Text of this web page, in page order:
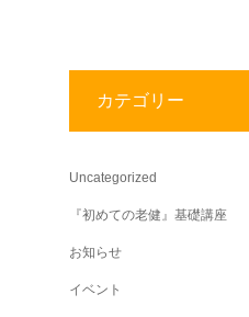
カテゴリー
Uncategorized
『初めての老健』基礎講座
お知らせ
イベント